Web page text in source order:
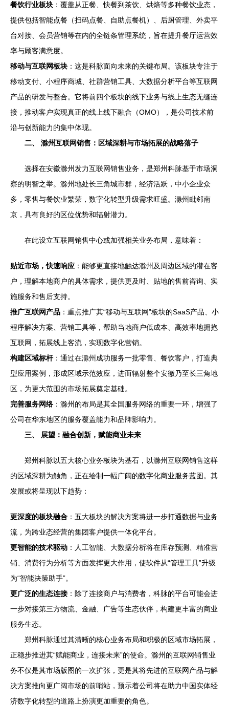
餐饮行业板块 ：覆盖从正餐、快餐到茶饮、烘焙等多种餐饮业态，
提供包括智能点餐（扫码点餐、自助点餐机）、后厨管理、外卖平
台对接、会员营销等在内的全链条管理系统，旨在提升餐厅运营效
率与顾客满意度。
移动与互联网板块 ：这是科脉面向未来的关键布局。该板块专注于
移动支付、小程序商城、社群营销工具、大数据分析平台等互联网
产品的研发与整合。它将前四个板块的线下业务与线上生态无缝连
接，推动客户实现真正的线上线下融合（OMO），是公司技术前
沿与创新能力的集中体现。
二、 滁州互联网销售：区域深耕与市场拓展的战略落子
选择在安徽滁州发力互联网销售业务，是郑州科脉基于市场洞
察的明智之举。滁州地处长三角城市群，经济活跃，中小企业众
多，零售与餐饮业繁荣，数字化转型升级需求旺盛。滁州毗邻南
京，具有良好的区位优势和辐射潜力。
在此设立互联网销售中心或加强相关业务布局，意味着：
贴近市场，快速响应 ：能够更直接地触达滁州及周边区域的潜在客
户，理解本地商户的具体需求，提供更及时、贴地的售前咨询、实
施服务和售后支持。
推广互联网产品 ：重点推广其“移动与互联网”板块的SaaS产品、小
程序解决方案、营销工具等，帮助当地商户低成本、高效率地拥抱
互联网，拓展线上客流，实现数字化营销。
构建区域标杆：通过在滁州成功服务一批零售、餐饮客户，打造典
型应用案例，形成区域示范效应，进而辐射整个安徽乃至长三角地
区，为更大范围的市场拓展奠定基础。
完善服务网络 ：滁州的布局是其全国服务网络的重要一环，增强了
公司在华东地区的服务覆盖能力和品牌影响力。
三、 展望：融合创新，赋能商业未来
郑州科脉以五大核心业务板块为基石，以滁州互联网销售这样
的区域深耕为触角，正在绘制一幅广阔的数字化商业服务蓝图。其
发展或将呈现以下趋势：
更深度的板块融合 ：五大板块的解决方案将进一步打通数据与业务
流，为跨业态经营的集团客户提供一体化平台。
更智能的技术驱动 ：人工智能、大数据分析将在库存预测、精准营
销、消费行为分析等方面发挥更大作用，使软件从“管理工具”升级
为“智能决策助手”。
更广泛的生态连接 ：除了连接商户与消费者，科脉的平台可能会进
一步对接第三方物流、金融、广告等生态伙伴，构建更丰富的商业
服务生态。
郑州科脉通过其清晰的核心业务布局和积极的区域市场拓展，
正稳步推进其“赋能商业，连接未来”的使命。滁州的互联网销售业
务不仅是其市场版图的一次扩张，更是其将先进的互联网产品与解
决方案推向更广阔市场的前哨站，预示着公司将在助力中国实体经
济数字化转型的道路上扮演更加重要的角色。